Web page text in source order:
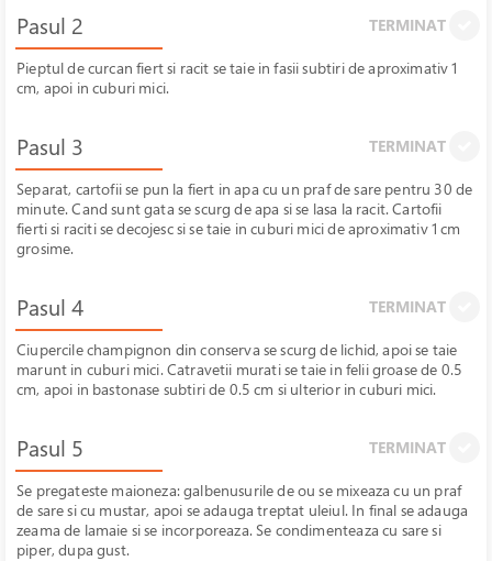
Pasul 2 TERMINAT
Pieptul de curcan fiert si racit se taie in fasii subtiri de aproximativ 1
cm, apoi in cuburi mici.
Pasul 3 TERMINAT
Separat, cartofii se pun la fiert in apa cu un praf de sare pentru 30 de
minute. Cand sunt gata se scurg de apa si se lasa la racit. Cartofii
fierti si raciti se decojesc si se taie in cuburi mici de aproximativ 1 cm
grosime.
Pasul 4 TERMINAT
Ciupercile champignon din conserva se scurg de lichid, apoi se taie
marunt in cuburi mici. Catravetii murati se taie in felii groase de 0.5
cm, apoi in bastonase subtiri de 0.5 cm si ulterior in cuburi mici.
Pasul 5 TERMINAT
Se pregateste maioneza: galbenusurile de ou se mixeaza cu un praf
de sare si cu mustar, apoi se adauga treptat uleiul. In final se adauga
zeama de lamaie si se incorporeaza. Se condimenteaza cu sare si
piper, dupa gust.